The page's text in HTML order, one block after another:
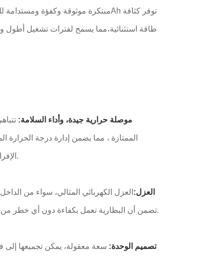
طاقة استثنائية،مما يسمح لفترات تشغيل أطول
1- موصلة حرارية جيدة، وأداء السلامة:
الممتازة ، مما يضمن إدارة درجة الحرارة
الإفراط في الحرارة ولكن أيضا يطيل عمرها، مما يجعلها خيار موثوق به لتطبيقات السيارات.
2العزل: العزل الكهربائي المثالي، سواء من
تضمن أن البطارية تعمل بكفاءة دون أي خطر من الدوائر القصيرة أو التسريبات الكهربائية، وضمان مصدر طاقة آمن ومستقر للسيارات.
3تصميم الوحدة: سعة معقولة، يمكن تجميعها إلى